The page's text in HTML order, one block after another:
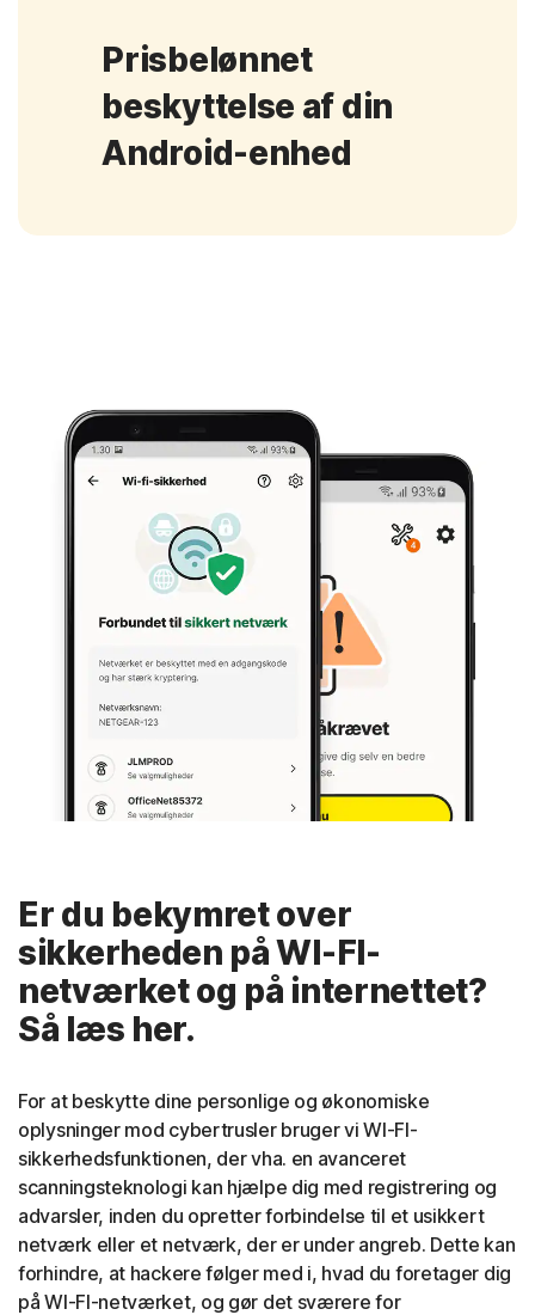
Prisbelønnet
beskyttelse af din
Android-enhed
Er du bekymret over
sikkerheden på WI-FI-
netværket og på internettet?
Så læs her.
For at beskytte dine personlige og økonomiske
oplysninger mod cybertrusler bruger vi WI-FI-
sikkerhedsfunktionen, der vha. en avanceret
scanningsteknologi kan hjælpe dig med registrering og
advarsler, inden du opretter forbindelse til et usikkert
netværk eller et netværk, der er under angreb. Dette kan
forhindre, at hackere følger med i, hvad du foretager dig
på WI-FI-netværket, og gør det sværere for